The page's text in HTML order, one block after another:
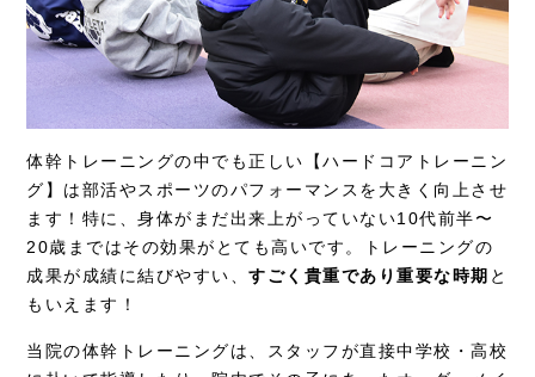
体幹トレーニングの中でも正しい【ハードコアトレーニン
グ】は部活やスポーツのパフォーマンスを大きく向上させ
ます！特に、身体がまだ出来上がっていない10代前半〜
20歳まではその効果がとても高いです。トレーニングの
成果が成績に結びやすい、すごく貴重であり重要な時期 と
もいえます！
当院の体幹トレーニングは、スタッフが直接中学校・高校